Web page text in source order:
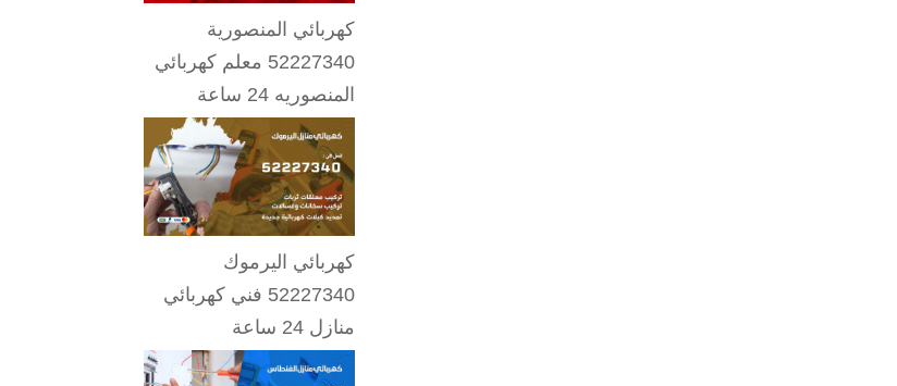
كهربائي المنصورية
52227340 معلم كهربائي
المنصوريه 24 ساعة
كهربائي اليرموك
52227340 فني كهربائي
منازل 24 ساعة